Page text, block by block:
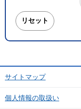
サイトマップ
個人情報の取扱い